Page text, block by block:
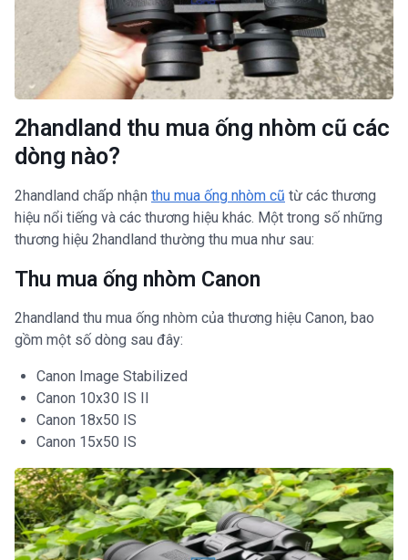
2handland thu mua ống nhòm cũ các
dòng nào?
2handland chấp nhận thu mua ống nhòm cũ từ các thương
hiệu nổi tiếng và các thương hiệu khác. Một trong số những
thương hiệu 2handland thường thu mua như sau:
Thu mua ống nhòm Canon
2handland thu mua ống nhòm của thương hiệu Canon, bao
gồm một số dòng sau đây:
Canon Image Stabilized
Canon 10x30 IS II
Canon 18x50 IS
Canon 15x50 IS